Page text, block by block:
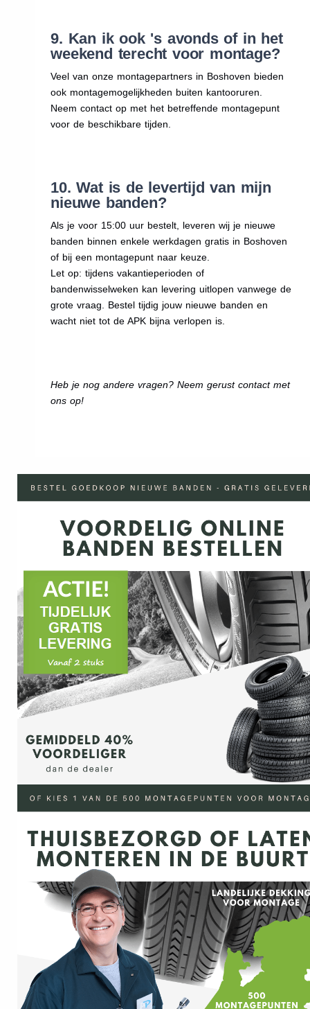
9. Kan ik ook 's avonds of in het
weekend terecht voor montage?
Veel van onze montagepartners in Boshoven bieden
ook montagemogelijkheden buiten kantooruren.
Neem contact op met het betreffende montagepunt
voor de beschikbare tijden.
10. Wat is de levertijd van mijn
nieuwe banden?
Als je voor 15:00 uur bestelt, leveren wij je nieuwe
banden binnen enkele werkdagen gratis in Boshoven
of bij een montagepunt naar keuze.
Let op: tijdens vakantieperioden of
bandenwisselweken kan levering uitlopen vanwege de
grote vraag. Bestel tijdig jouw nieuwe banden en
wacht niet tot de APK bijna verlopen is.
Heb je nog andere vragen? Neem gerust contact met
ons op!